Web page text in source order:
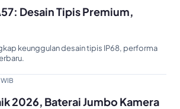
Desain Tipis Premium,
keunggulan desain tipis IP68, performa
2026, Baterai Jumbo Kamera